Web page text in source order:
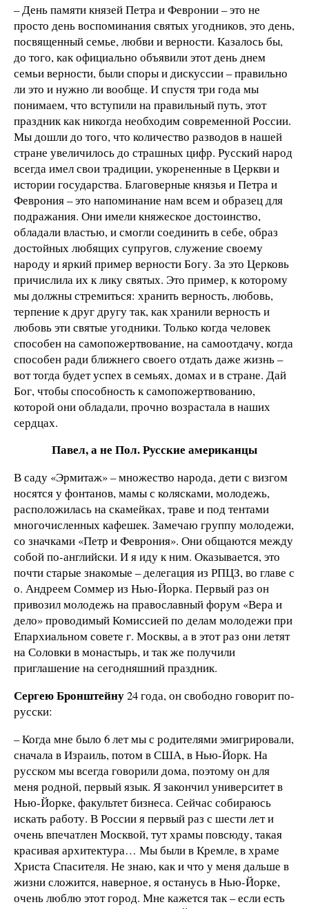
– День памяти князей Петра и Февронии – это не
просто день воспоминания святых угодников, это день,
посвященный семье, любви и верности. Казалось бы,
до того, как официально объявили этот день днем
семьи верности, были споры и дискуссии – правильно
ли это и нужно ли вообще. И спустя три года мы
понимаем, что вступили на правильный путь, этот
праздник как никогда необходим современной России.
Мы дошли до того, что количество разводов в нашей
стране увеличилось до страшных цифр. Русский народ
всегда имел свои традиции, укорененные в Церкви и
истории государства. Благоверные князья и Петра и
Феврония – это напоминание нам всем и образец для
подражания. Они имели княжеское достоинство,
обладали властью, и смогли соединить в себе, образ
достойных любящих супругов, служение своему
народу и яркий пример верности Богу. За это Церковь
причислила их к лику святых. Это пример, к которому
мы должны стремиться: хранить верность, любовь,
терпение к друг другу так, как хранили верность и
любовь эти святые угодники. Только когда человек
способен на самопожертвование, на самоотдачу, когда
способен ради ближнего своего отдать даже жизнь –
вот тогда будет успех в семьях, домах и в стране. Дай
Бог, чтобы способность к самопожертвованию,
которой они обладали, прочно возрастала в наших
сердцах.
Павел, а не Пол. Русские американцы
В саду «Эрмитаж» – множество народа, дети с визгом
носятся у фонтанов, мамы с колясками, молодежь,
расположилась на скамейках, траве и под тентами
многочисленных кафешек. Замечаю группу молодежи,
со значками «Петр и Феврония». Они общаются между
собой по-английски. И я иду к ним. Оказывается, это
почти старые знакомые – делегация из РПЦЗ, во главе с
о. Андреем Соммер из Нью-Йорка. Первый раз он
привозил молодежь на православный форум «Вера и
дело» проводимый Комиссией по делам молодежи при
Епархиальном совете г. Москвы, а в этот раз они летят
на Соловки в монастырь, и так же получили
приглашение на сегодняшний праздник.
Сергею Бронштейну24 года, он свободно говорит по-
русски:
– Когда мне было 6 лет мы с родителями эмигрировали,
сначала в Израиль, потом в США, в Нью-Йорк. На
русском мы всегда говорили дома, поэтому он для
меня родной, первый язык. Я закончил университет в
Нью-Йорке, факультет бизнеса. Сейчас собираюсь
искать работу. В России я первый раз с шести лет и
очень впечатлен Москвой, тут храмы повсюду, такая
красивая архитектура… Мы были в Кремле, в храме
Христа Спасителя. Не знаю, как и что у меня дальше в
жизни сложится, наверное, я останусь в Нью-Йорке,
очень люблю этот город. Мне кажется так – если есть